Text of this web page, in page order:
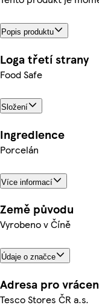
Popis produktu
Loga třetí strany
Food Safe
Složení
Ingredience
Porcelán
Více informací
Země původu
Vyrobeno v Číně
Údaje o značce
Adresa pro
Tesco Stores ČR a.s.